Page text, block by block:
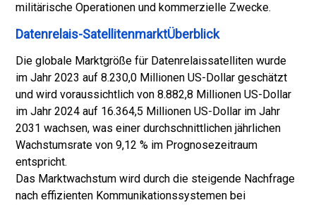
militärische Operationen und kommerzielle Zwecke.
Datenrelais-SatellitenmarktÜberblick
Die globale Marktgröße für Datenrelaissatelliten wurde
im Jahr 2023 auf 8.230,0 Millionen US-Dollar geschätzt
und wird voraussichtlich von 8.882,8 Millionen US-Dollar
im Jahr 2024 auf 16.364,5 Millionen US-Dollar im Jahr
2031 wachsen, was einer durchschnittlichen jährlichen
Wachstumsrate von 9,12 % im Prognosezeitraum
entspricht.
Das Marktwachstum wird durch die steigende Nachfrage
nach effizienten Kommunikationssystemen bei